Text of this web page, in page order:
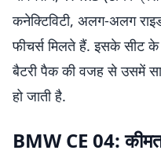
कनेक्टिविटी, अलग-अलग
फीचर्स मिलते हैं. इसके सीट के
बैटरी पैक की वजह से उसमें
हो जाती है.
BMW CE 04: